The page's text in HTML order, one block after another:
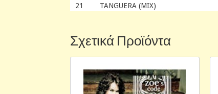
21 TANGUERA (MIX)
Σχετικά Προϊόντα